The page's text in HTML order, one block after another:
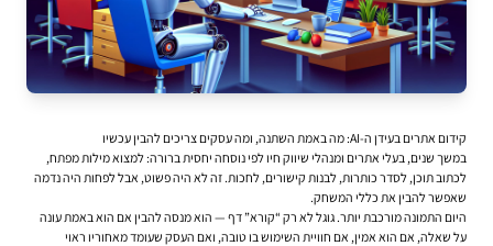
קידום אתרים בעידן ה-AI: מה באמת השתנה, ומה עסקים צריכים להבין עכשיו
במשך שנים, בעלי אתרים ומנהלי שיווק חיו לפי נוסחה יחסית ברורה: למצוא מילות מפתח,
לכתוב תוכן, לסדר כותרות, לבנות קישורים, לחכות. זה לא היה פשוט, אבל לפחות היה נדמה
שאפשר להבין את כללי המשחק.
היום התמונה מורכבת יותר. גוגל לא רק “קורא” דף — הוא מנסה להבין אם הוא באמת עונה
על שאלה, אם הוא אמין, אם חוויית השימוש בו טובה, ואם העסק שעומד מאחוריו ראוי